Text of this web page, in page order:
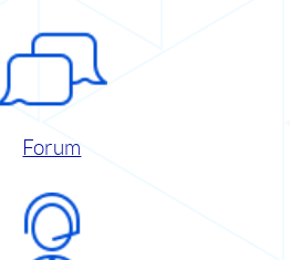
Forum